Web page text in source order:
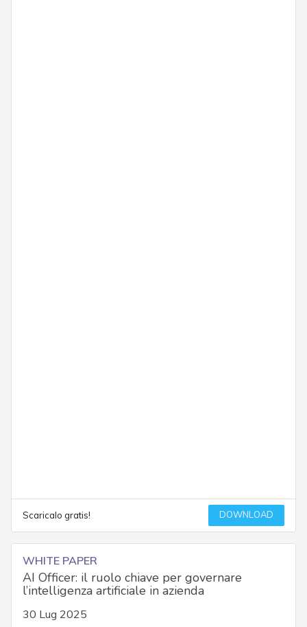
Scaricalo gratis! DOWNLOAD
WHITE PAPER
AI Officer: il ruolo chiave per governare
l’intelligenza artificiale in azienda
30 Lug 2025